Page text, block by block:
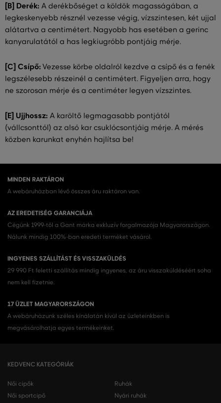
[B] Derék: A derékbőséget a köldök magasságában, a
legkeskenyebb résznél vezesse végig, vízszintesen, két ujjal
alátartva a centimétert. Nagyobb has esetében a gerinc
kanyarulatától a has legkiugróbb pontjáig mérje.
[C] Csípő: Vezesse körbe oldalról kezdve a csípő és a fenék
legszélesebb részeinél a centimétert. Figyeljen arra, hogy
ne szorosan mérje és a centiméter legyen vízszintes.
[E] Ujjhossz: A karöltő legmagasabb pontjától
(vállcsonttól) az alsó kar csuklócsontjáig mérje. A mérés
közben karunkat enyhén hajlítsa be!
MINDEN RAKTÁRON
A webáruházban lévő összes áru raktáron van.
AZ EREDETISÉG GARANCIÁJA
Cégünk 1999-től a Gant márka exkluzív forgalmazója Magyarországon.
Nálunk mindig 100%-ban eredeti terméket vásárol.
INGYENES SZÁLLÍTÁST ÉS VISSZAKÜLDÉS
29 990 Ft feletti szállítás mindig ingyenes, az áru visszaküldéséért soha
nem kell fizetnie.
17 ÜZLET MAGYARORSZÁGON
A webáruházunk széles kínálatán kívül az üzleteinkben is
megvásárolhatja egyes termékeinket.
KEDVENC KATEGÓRIÁK
Női cipők
Női sportcipő
Ruhák
Nyári ruhák